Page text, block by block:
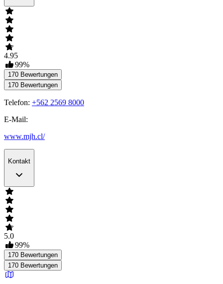
4.95
99%
170 Bewertungen
170 Bewertungen
Telefon: +562 2569 8000
E-Mail:
www.mjh.cl/
Kontakt
5.0
99%
170 Bewertungen
170 Bewertungen